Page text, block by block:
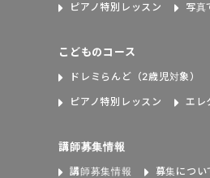
ピアノ特別レッスン 写真
こどものコース
ドレミらんど（2歳児対象）
ピアノ特別レッスン エレ
講師募集情報
講師募集情報 募集につい